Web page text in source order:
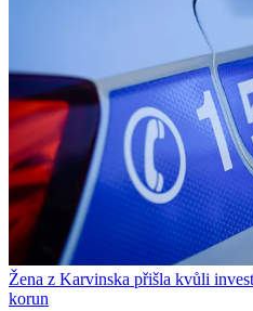
Žena z Karvinska přišla kvůli
korun